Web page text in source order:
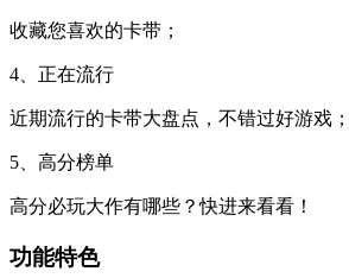
收藏您喜欢的卡带；
4、正在流行
近期流行的卡带大盘点，不错过好游戏；
5、高分榜单
高分必玩大作有哪些？快进来看看！
功能特色